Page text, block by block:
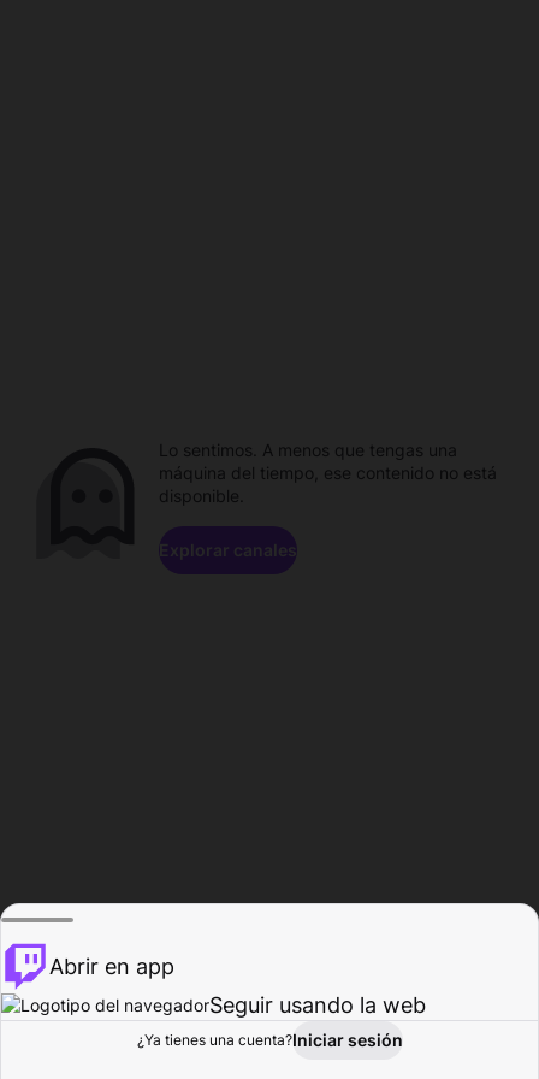
Explorar Actividad
Lo sentimos. A menos que tengas una
máquina del tiempo, ese contenido no está
disponible.
Explorar canales
Abrir en app
Seguir usando la web
¿Ya tienes una cuenta?Iniciar sesión